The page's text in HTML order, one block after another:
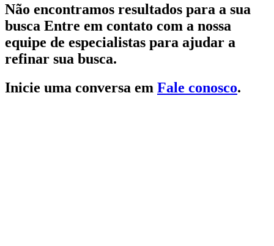
Não encontramos resultados para a sua
busca Entre em contato com a nossa
equipe de especialistas para ajudar a
refinar sua busca.
Inicie uma conversa em Fale conosco.